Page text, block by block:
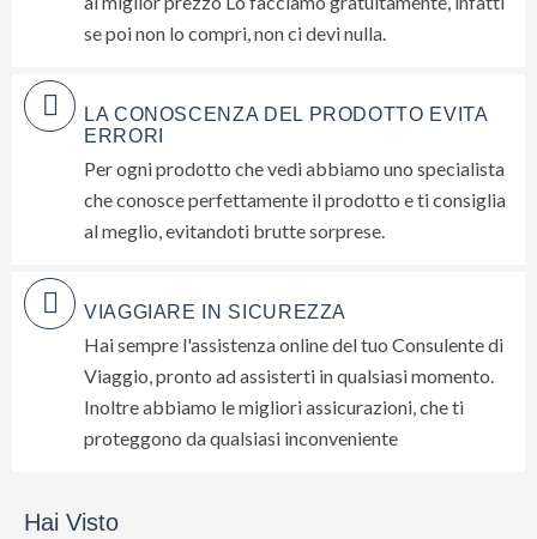
se poi non lo compri, non ci devi nulla.
LA CONOSCENZA DEL PRODOTTO EVITA
ERRORI
Per ogni prodotto che vedi abbiamo uno specialista
che conosce perfettamente il prodotto e ti consiglia
al meglio, evitandoti brutte sorprese.
VIAGGIARE IN SICUREZZA
Hai sempre l'assistenza online del tuo Consulente di
Viaggio, pronto ad assisterti in qualsiasi momento.
Inoltre abbiamo le migliori assicurazioni, che ti
proteggono da qualsiasi inconveniente
Hai Visto